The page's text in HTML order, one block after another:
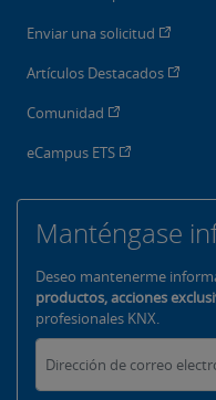
Enviar una solicitud
Artículos Destacados
Comunidad
eCampus ETS
Manténgase
Deseo mantenerme
productos, acciones
profesionales KNX.